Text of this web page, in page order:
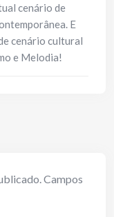
cenário de
E
cenário cultural
e Melodia!
Campos